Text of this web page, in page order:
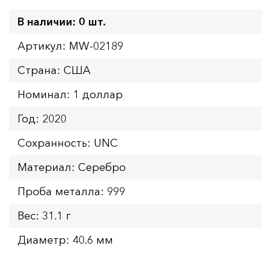
В наличии: 0 шт.
Артикул: MW-02189
Страна: США
Номинал: 1 доллар
Год: 2020
Сохранность: UNC
Материал: Серебро
Проба металла: 999
Вес: 31.1 г
Диаметр: 40.6 мм